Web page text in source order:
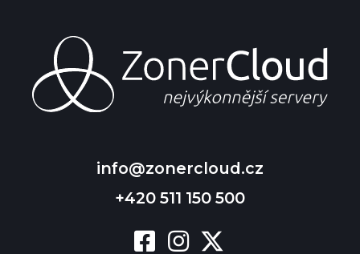
info@zonercloud.cz
+420 511 150 500